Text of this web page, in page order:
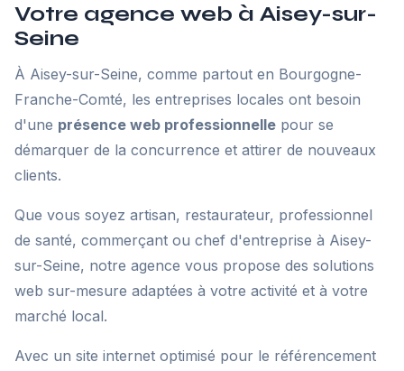
Votre agence web à Aisey-sur-
Seine
À Aisey-sur-Seine, comme partout en Bourgogne-
Franche-Comté, les entreprises locales ont besoin
d'une présence web professionnelle pour se
démarquer de la concurrence et attirer de nouveaux
clients.
Que vous soyez artisan, restaurateur, professionnel
de santé, commerçant ou chef d'entreprise à Aisey-
sur-Seine, notre agence vous propose des solutions
web sur-mesure adaptées à votre activité et à votre
marché local.
Avec un site internet optimisé pour le référencement